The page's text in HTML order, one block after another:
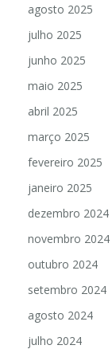
agosto 2025
julho 2025
junho 2025
maio 2025
abril 2025
março 2025
fevereiro 2025
janeiro 2025
dezembro 2024
novembro 2024
outubro 2024
setembro 2024
agosto 2024
julho 2024